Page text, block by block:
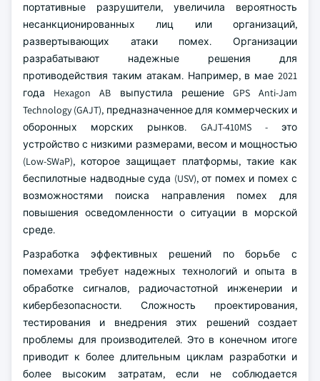
портативные разрушители, увеличила вероятность
несанкционированных лиц или организаций,
развертывающих атаки помех. Организации
разрабатывают надежные решения для
противодействия таким атакам. Например, в мае 2021
года Hexagon AB выпустила решение GPS Anti-Jam
Technology (GAJT), предназначенное для коммерческих и
оборонных морских рынков. GAJT-410MS - это
устройство с низкими размерами, весом и мощностью
(Low-SWaP), которое защищает платформы, такие как
беспилотные надводные суда (USV), от помех и помех с
возможностями поиска направления помех для
повышения осведомленности о ситуации в морской
среде.
Разработка эффективных решений по борьбе с
помехами требует надежных технологий и опыта в
обработке сигналов, радиочастотной инженерии и
кибербезопасности. Сложность проектирования,
тестирования и внедрения этих решений создает
проблемы для производителей. Это в конечном итоге
приводит к более длительным циклам разработки и
более высоким затратам, если не соблюдается